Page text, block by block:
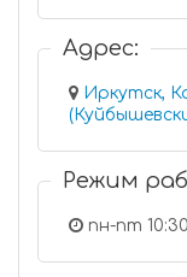
Адрес:
Иркутск,
Режим
пн-пт